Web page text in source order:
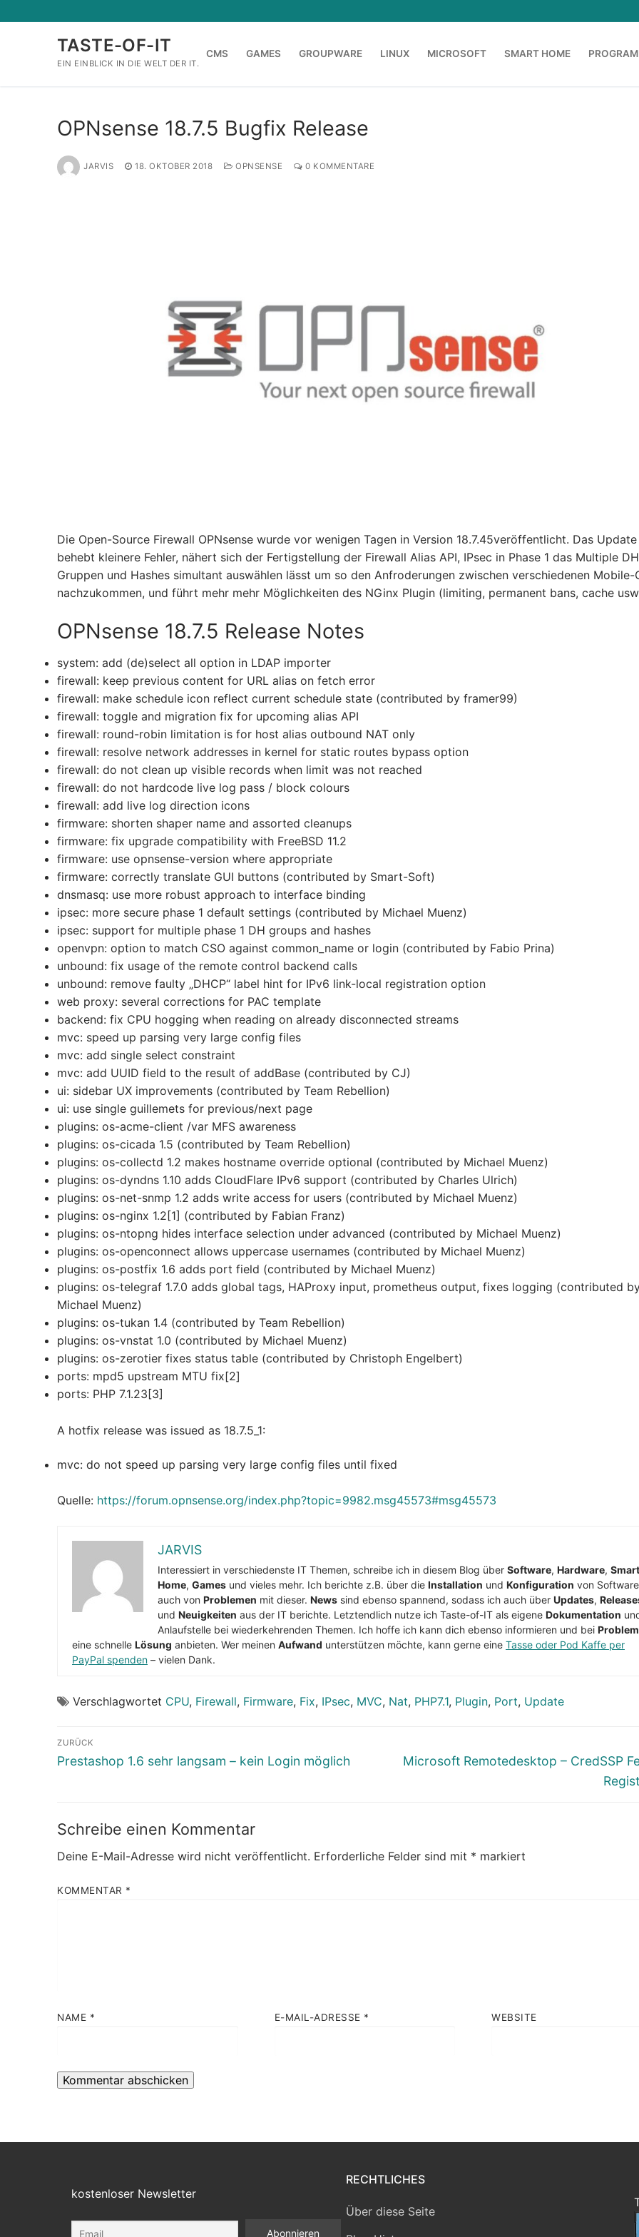
Inhalt
TASTE-OF-IT
EIN EINBLICK IN DIE WELT DER IT.
CMS GAMES GROUPWARE LINUX MICROSOFT SMART HOME
OPNsense 18.7.5 Bugfix Release
JARVIS 18. OKTOBER 2018 OPNSENSE 0 KOMMENTARE
Die Open-Source Firewall OPNsense wurde vor wenigen Tagen in Version 18.7.45veröffentlicht. Das Update
behebt kleinere Fehler, nähert sich der Fertigstellung der Firewall Alias API, IPsec in Phase 1 das Multiple DH
Gruppen und Hashes simultant auswählen lässt um so den Anfroderungen zwischen verschiedenen Mobile-
nachzukommen, und führt mehr mehr Möglichkeiten des NGinx Plugin (limiting, permanent bans, cache
OPNsense 18.7.5 Release Notes
system: add (de)select all option in LDAP importer
firewall: keep previous content for URL alias on fetch error
firewall: make schedule icon reflect current schedule state (contributed by framer99)
firewall: toggle and migration fix for upcoming alias API
firewall: round-robin limitation is for host alias outbound NAT only
firewall: resolve network addresses in kernel for static routes bypass option
firewall: do not clean up visible records when limit was not reached
firewall: do not hardcode live log pass / block colours
firewall: add live log direction icons
firmware: shorten shaper name and assorted cleanups
firmware: fix upgrade compatibility with FreeBSD 11.2
firmware: use opnsense-version where appropriate
firmware: correctly translate GUI buttons (contributed by Smart-Soft)
dnsmasq: use more robust approach to interface binding
ipsec: more secure phase 1 default settings (contributed by Michael Muenz)
ipsec: support for multiple phase 1 DH groups and hashes
openvpn: option to match CSO against common_name or login (contributed by Fabio Prina)
unbound: fix usage of the remote control backend calls
unbound: remove faulty „DHCP“ label hint for IPv6 link-local registration option
web proxy: several corrections for PAC template
backend: fix CPU hogging when reading on already disconnected streams
mvc: speed up parsing very large config files
mvc: add single select constraint
mvc: add UUID field to the result of addBase (contributed by CJ)
ui: sidebar UX improvements (contributed by Team Rebellion)
ui: use single guillemets for previous/next page
plugins: os-acme-client /var MFS awareness
plugins: os-cicada 1.5 (contributed by Team Rebellion)
plugins: os-collectd 1.2 makes hostname override optional (contributed by Michael Muenz)
plugins: os-dyndns 1.10 adds CloudFlare IPv6 support (contributed by Charles Ulrich)
plugins: os-net-snmp 1.2 adds write access for users (contributed by Michael Muenz)
plugins: os-nginx 1.2[1] (contributed by Fabian Franz)
plugins: os-ntopng hides interface selection under advanced (contributed by Michael Muenz)
plugins: os-openconnect allows uppercase usernames (contributed by Michael Muenz)
plugins: os-postfix 1.6 adds port field (contributed by Michael Muenz)
plugins: os-telegraf 1.7.0 adds global tags, HAProxy input, prometheus output, fixes logging (contributed
Michael Muenz)
plugins: os-tukan 1.4 (contributed by Team Rebellion)
plugins: os-vnstat 1.0 (contributed by Michael Muenz)
plugins: os-zerotier fixes status table (contributed by Christoph Engelbert)
ports: mpd5 upstream MTU fix[2]
ports: PHP 7.1.23[3]
A hotfix release was issued as 18.7.5_1:
mvc: do not speed up parsing very large config files until fixed
Quelle: https://forum.opnsense.org/index.php?topic=9982.msg45573#msg45573
JARVIS
Interessiert in verschiedenste IT Themen, schreibe ich in diesem Blog über Software, Hardware, Smart
Home, Games und vieles mehr. Ich berichte z.B. über die Installation und Konfiguration von
auch von Problemen mit dieser. News sind ebenso spannend, sodass ich auch über Updates,
und Neuigkeiten aus der IT berichte. Letztendlich nutze ich Taste-of-IT als eigene Dokumentation
Anlaufstelle bei wiederkehrenden Themen. Ich hoffe ich kann dich ebenso informieren und bei
eine schnelle Lösung anbieten. Wer meinen Aufwand unterstützen möchte, kann gerne eine Tasse oder Pod Kaffe per
PayPal spenden – vielen Dank.
Verschlagwortet CPU, Firewall, Firmware, Fix, IPsec, MVC, Nat, PHP7.1, Plugin, Port, Update
Beitragsnavigation
ZURÜCK
Vorheriger
Prestashop 1.6 sehr langsam – kein Login möglich
Nächster
Microsoft Remotedesktop – CredSSP
Schreibe einen Kommentar
Deine E-Mail-Adresse wird nicht veröffentlicht. Erforderliche Felder sind mit * markiert
KOMMENTAR *
NAME * E-MAIL-ADRESSE * WEBSITE
kostenloser Newsletter
RECHTLICHES
Über diese Seite